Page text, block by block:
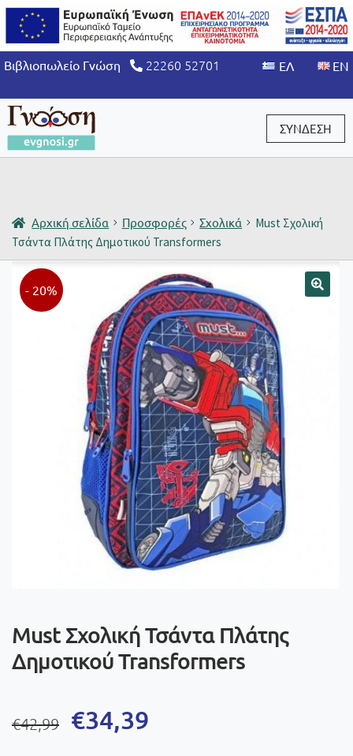
Βιβλιοπωλείο Γνώση 22260 52701
ΣΥΝΔΕΣΗ
Αρχική σελίδα Προσφορές Σχολικά
Must Σχολική
Τσάντα Πλάτης Δημοτικού Transformers
- 20%
Must Σχολική Τσάντα Πλάτης
Δημοτικού Transformers
€42,99
Original
price
€34,39
τρέχουσα